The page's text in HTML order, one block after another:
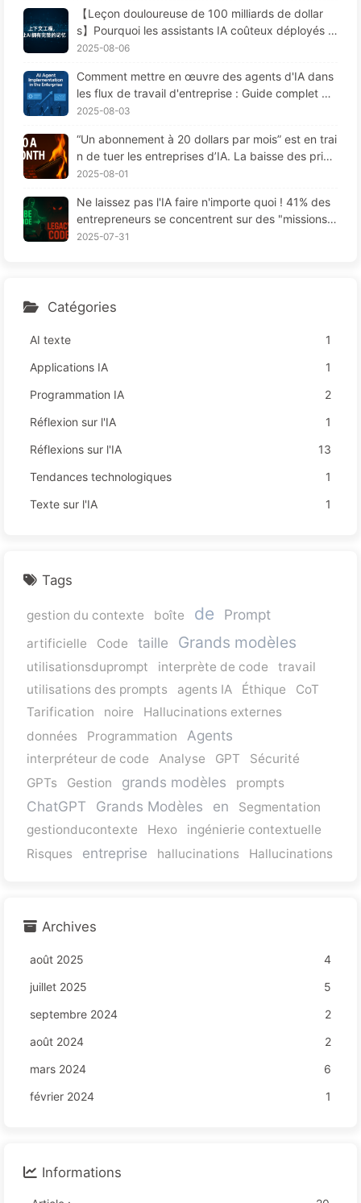
à L'extérieur — Apprenons Lentement L'IA170
【Leçon douloureuse de 100 milliards de dollar
s】Pourquoi les assistants IA coûteux déployés p
ar les entreprises "oublient" souvent aux moment
d'améliorer leur performance de 90 % ? — Appre
ndre lentement l'IA 169
2025-08-06
Comment mettre en œuvre des agents d'IA dans
les flux de travail d'entreprise : Guide complet po
ur 2025 —— Apprenez l'IA lentement 166
2025-08-03
“Un abonnement à 20 dollars par mois” est en trai
n de tuer les entreprises d’IA. La baisse des prix
des Tokens est une illusion, la vraie dépense en I
2025-08-01
Ne laissez pas l'IA faire n'importe quoi ! 41% des
entrepreneurs se concentrent sur des "missions r
ouges", une technologie insuffisante provoque da
2025-07-31
Catégories
AI texte
1
Applications IA
1
Programmation IA
2
Réflexion sur l'IA
1
Réflexions sur l'IA
13
Tendances technologiques
1
Texte sur l'IA
1
Tags
gestion du contexte boîte de Prompt
artificielle Code taille Grands modèles
utilisationsduprompt interprète de code
travail
utilisations des prompts
agents IA Éthique
CoT
Tarification
noire
Hallucinations externes
données
Programmation Agents
interpréteur de code Analyse GPT
Sécurité
GPTs
Gestion grands modèles prompts
ChatGPT Grands Modèles en
Segmentation
gestionducontexte
Hexo
ingénierie contextuelle
Risques
entreprise hallucinations Hallucinations
Archives
août 2025
4
juillet 2025
5
septembre 2024
2
août 2024
2
mars 2024
6
février 2024
1
Informations